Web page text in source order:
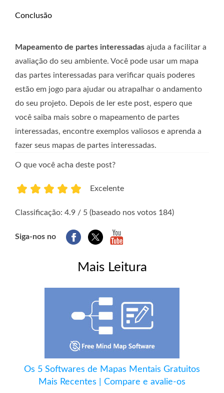
Conclusão
Mapeamento de partes interessadas ajuda a facilitar a
avaliação do seu ambiente. Você pode usar um mapa
das partes interessadas para verificar quais poderes
estão em jogo para ajudar ou atrapalhar o andamento
do seu projeto. Depois de ler este post, espero que
você saiba mais sobre o mapeamento de partes
interessadas, encontre exemplos valiosos e aprenda a
fazer seus mapas de partes interessadas.
O que você acha deste post?
Excelente
Classificação: 4.9 / 5 (baseado nos votos 184)
Siga-nos no
Mais Leitura
Os 5 Softwares de Mapas Mentais Gratuitos
Mais Recentes | Compare e avalie-os